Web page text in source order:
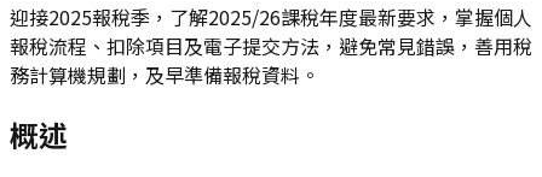
迎接2025報稅季，了解2025/26課稅年度最新要求，掌握個人
報稅流程、扣除項目及電子提交方法，避免常見錯誤，善用稅
務計算機規劃，及早準備報稅資料。
概述